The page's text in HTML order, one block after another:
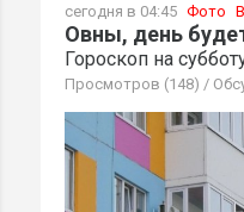
сегодня в 04:45 Фото
Овны, день
Гороскоп на
Просмотров (148) /